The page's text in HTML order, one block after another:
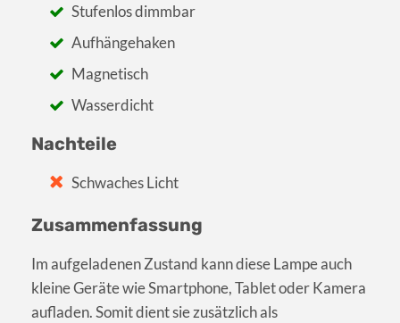
Stufenlos dimmbar
Aufhängehaken
Magnetisch
Wasserdicht
Nachteile
Schwaches Licht
Zusammenfassung
Im aufgeladenen Zustand kann diese Lampe auch
kleine Geräte wie Smartphone, Tablet oder Kamera
aufladen. Somit dient sie zusätzlich als